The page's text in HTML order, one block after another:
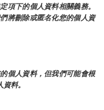
項下的個人資料相關義務。
將刪除或匿名化您的個人資
個人資料，但我們可能會根
料。